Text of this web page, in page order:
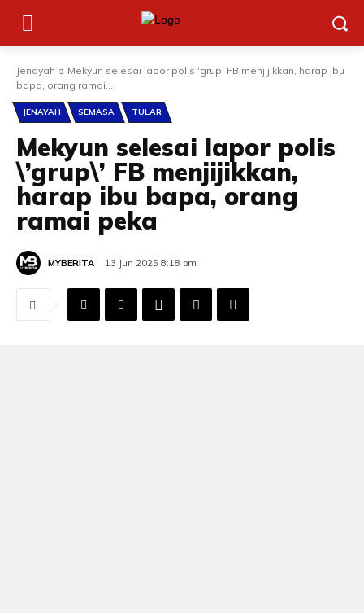
Jenayah
Mekyun selesai lapor polis 'grup' FB menjijikkan, harap ibu
bapa, orang ramai...
JENAYAH SEMASA TULAR
Mekyun selesai lapor polis
\’grup\’ FB menjijikkan,
harap ibu bapa, orang
ramai peka
MYBERITA 13 Jun 2025 8:18 pm